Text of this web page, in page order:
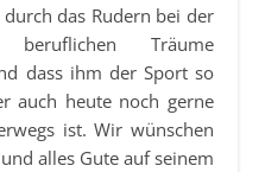
das Rudern bei der
beruflichen Träume
dass ihm der Sport so
auch heute noch gerne
ist. Wir wünschen
alles Gute auf seinem